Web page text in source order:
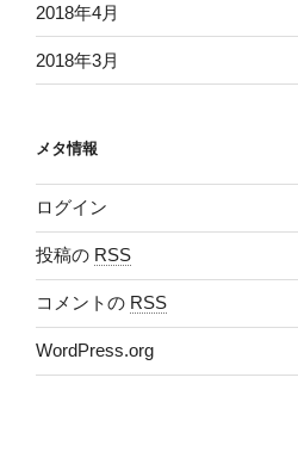
2018年4月
2018年3月
メタ情報
ログイン
投稿の RSS
コメントの RSS
WordPress.org